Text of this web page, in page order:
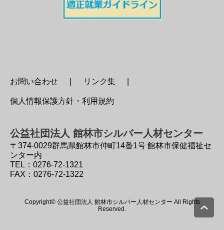
お問い合わせ リンク集
個人情報保護方針・利用規約
公益社団法人 館林市シルバー人材センター
〒374-0029群馬県館林市仲町14番1号 館林市保健福祉セ
ンター内
TEL：0276-72-1321
FAX：0276-72-1322
Copyright© 公益社団法人 館林市シルバー人材センター All Rights
Reserved.